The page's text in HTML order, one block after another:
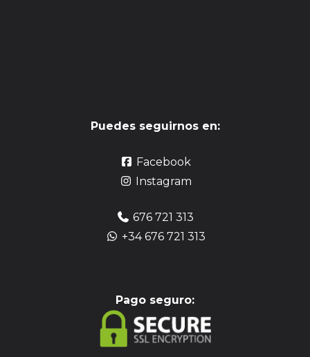
Puedes seguirnos en:
Facebook
Instagram
676 721 313
+34 676 721 313
Pago seguro: